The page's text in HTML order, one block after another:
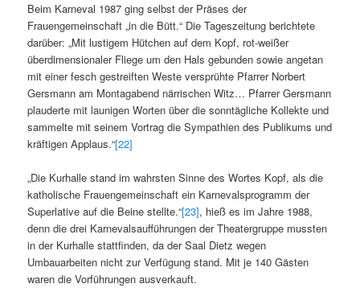
Beim Karneval 1987 ging selbst der Präses der
Frauengemeinschaft „in die Bütt.“ Die Tageszeitung berichtete
darüber: „Mit lustigem Hütchen auf dem Kopf, rot-weißer
überdimensionaler Fliege um den Hals gebunden sowie angetan
mit einer fesch gestreiften Weste versprühte Pfarrer Norbert
Gersmann am Montagabend närrischen Witz… Pfarrer Gersmann
plauderte mit launigen Worten über die sonntägliche Kollekte und
sammelte mit seinem Vortrag die Sympathien des Publikums und
kräftigen Applaus.“[22]
„Die Kurhalle stand im wahrsten Sinne des Wortes Kopf, als die
katholische Frauengemeinschaft ein Karnevalsprogramm der
Superlative auf die Beine stellte.“[23], hieß es im Jahre 1988,
denn die drei Karnevalsaufführungen der Theatergruppe mussten
in der Kurhalle stattfinden, da der Saal Dietz wegen
Umbauarbeiten nicht zur Verfügung stand. Mit je 140 Gästen
waren die Vorführungen ausverkauft.